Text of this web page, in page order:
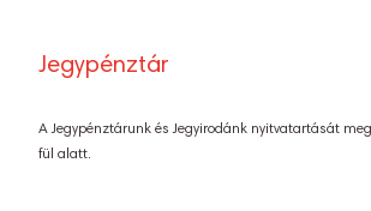
Jegypénztár
A Jegypénztárunk és Jegyirodánk nyitvatartását
fül alatt.